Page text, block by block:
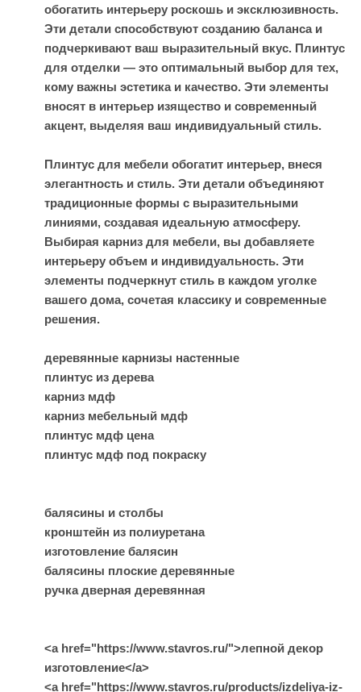
обогатить интерьеру роскошь и эксклюзивность.
Эти детали способствуют созданию баланса и
подчеркивают ваш выразительный вкус. Плинтус
для отделки — это оптимальный выбор для тех,
кому важны эстетика и качество. Эти элементы
вносят в интерьер изящество и современный
акцент, выделяя ваш индивидуальный стиль.
Плинтус для мебели обогатит интерьер, внеся
элегантность и стиль. Эти детали объединяют
традиционные формы с выразительными
линиями, создавая идеальную атмосферу.
Выбирая карниз для мебели, вы добавляете
интерьеру объем и индивидуальность. Эти
элементы подчеркнут стиль в каждом уголке
вашего дома, сочетая классику и современные
решения.
деревянные карнизы настенные
плинтус из дерева
карниз мдф
карниз мебельный мдф
плинтус мдф цена
плинтус мдф под покраску
балясины и столбы
кронштейн из полиуретана
изготовление балясин
балясины плоские деревянные
ручка дверная деревянная
<a href="https://www.stavros.ru/">лепной декор
изготовление</a>
<a href="https://www.stavros.ru/products/izdeliya-iz-